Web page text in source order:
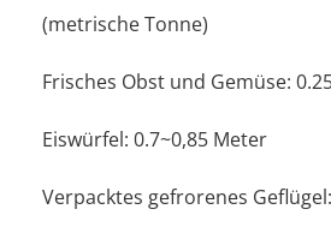
(metrische Tonne)
Frisches Obst und Gemüse:
Eiswürfel: 0.7~0,85 Meter
Verpacktes gefrorenes